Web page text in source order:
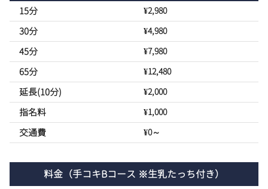
15分 ¥2,980
30分 ¥4,980
45分 ¥7,980
65分 ¥12,480
延長(10分) ¥2,000
指名料 ¥1,000
交通費 ¥0～
料金 （手コキBコース ※生乳たっち付き）